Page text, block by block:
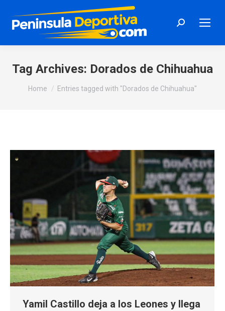
Search:
Tag Archives: Dorados de Chihuahua
You are here:
Home Entries tagged with "Dorados de Chihuahua"
Yamil Castillo deja a los Leones y llega